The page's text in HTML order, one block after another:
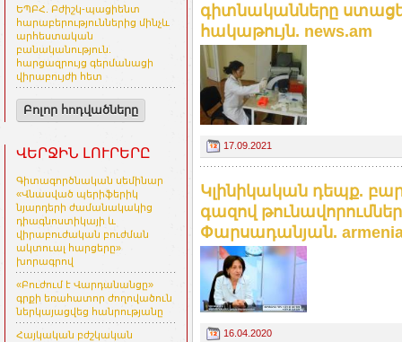
ԵՊԲՀ. Բժիշկ-պացիենտ
հարաբերություններից մինչև
արհեստական
բանականություն.
հարցազրույց գերմանացի
վիրաբույժի հետ
Բոլոր հոդվածները
ՎԵՐՋԻՆ ԼՈՒՐԵՐԸ
Գիտագործնական սեմինար
«Վնասված պերիֆերիկ
նյարդերի ժամանակակից
դիագնոստիկայի և
վիրաբուժական բուժման
ակտուալ հարցերը»
խորագրով
«Բուժում է Վարդանանցը»
գրքի եռահատոր ժողովածուն
ներկայացվեց հանրությանը
Հայկական բժշկական
գիտնականները
հակաթույն. news.am
17.09.2021
Կլինիկական դեպք.
գազով
Փարսադանյան.
16.04.2020